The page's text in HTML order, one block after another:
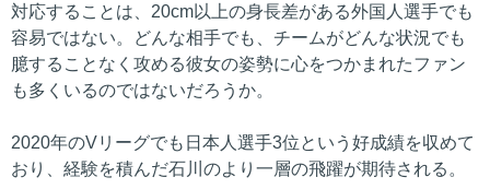
対応することは、20cm以上の身長差がある外国人選手でも
容易ではない。どんな相手でも、チームがどんな状況でも
臆することなく攻める彼女の姿勢に心をつかまれたファン
も多くいるのではないだろうか。
2020年のVリーグでも日本人選手3位という好成績を収めて
おり、経験を積んだ石川のより一層の飛躍が期待される。